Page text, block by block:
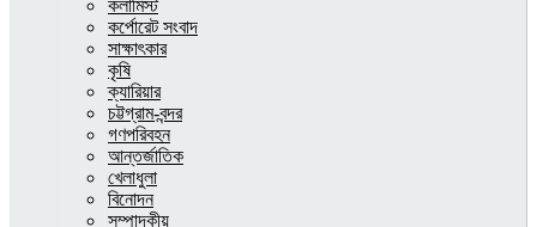
কলামিস্ট
কর্পোরেট সংবাদ
সাক্ষাৎকার
কৃষি
ক্যারিয়ার
চট্টগ্রাম-বন্দর
গণপরিবহন
আন্তর্জাতিক
খেলাধুলা
বিনোদন
সম্পাদকীয়